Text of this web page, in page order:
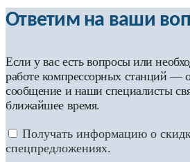
Ответим на ваши
Если у вас есть вопросы или
работе компрессорных станций —
сообщение и наши специалисты
ближайшее время.
Получать информацию о
спецпредложениях.